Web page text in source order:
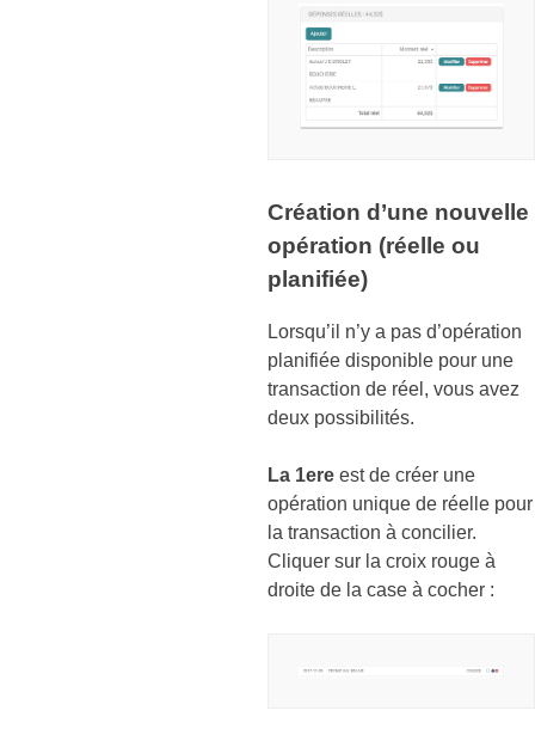
Création d’une nouvelle
opération (réelle ou
planifiée)
Lorsqu’il n’y a pas d’opération
planifiée disponible pour une
transaction de réel, vous avez
deux possibilités.
La 1ere est de créer une
opération unique de réelle pour
la transaction à concilier.
Cliquer sur la croix rouge à
droite de la case à cocher :